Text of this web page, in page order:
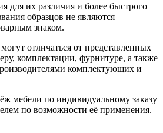
для их различия и более быстрого
образцов не являются
знаком.
отличаться от представленных
комплектации, фурнитуре, а также
комплектующих и
мебели по индивидуальному заказу
по возможности её применения.